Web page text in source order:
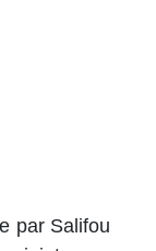
par Salifou